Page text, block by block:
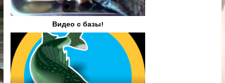
Видео с базы!